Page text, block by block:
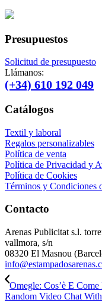
Presupuestos
Solicitud de presupuesto
Llámanos:
(+34) 610 192 049
Catálogos
Textil y laboral
Regalos personalizables
Política de venta
Política de Privacidad y
Política de Cookies
Términos y Condiciones
Contacto
Arenas Publicitat s.l.
vallmora, s/n
08320 El Masnou
Omegle: Cos’è E
Random Video Chat